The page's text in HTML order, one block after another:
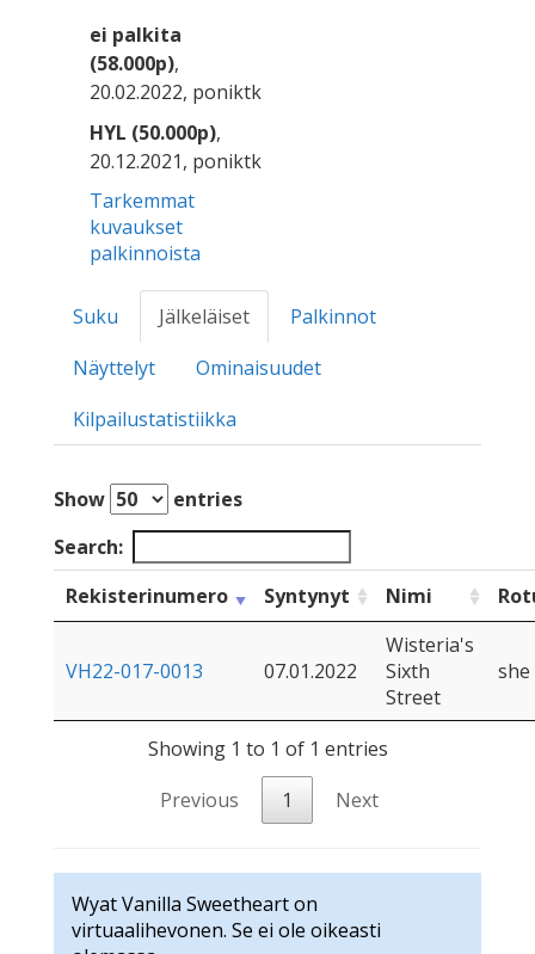
ei palkita
(58.000p),
20.02.2022, poniktk
HYL (50.000p),
20.12.2021, poniktk
Tarkemmat
kuvaukset
palkinnoista
Suku Jälkeläiset
Palkinnot
Näyttelyt
Ominaisuudet
Kilpailustatistiikka
Show
entries
Search:
Rekisterinumero
Syntynyt Nimi
VH22-017-0013 07.01.2022
Wisteria's
Sixth
Street
she
Showing 1 to 1 of 1 entries
Previous
1 Next
Wyat Vanilla Sweetheart on
virtuaalihevonen. Se ei ole oikeasti